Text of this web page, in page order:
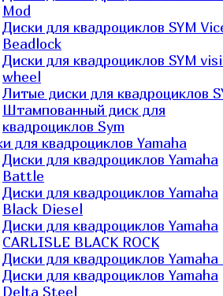
Mod
Диски для квадроциклов SYM
Beadlock
Диски для квадроциклов SYM
wheel
Литые диски для квадроциклов
Штампованный диск для
квадроциклов Sym
для квадроциклов Yamaha
Диски для квадроциклов Yamaha
Battle
Диски для квадроциклов Yamaha
Black Diesel
Диски для квадроциклов Yamaha
CARLISLE BLACK ROCK
Диски для квадроциклов Yamaha
Диски для квадроциклов Yamaha
Delta Steel